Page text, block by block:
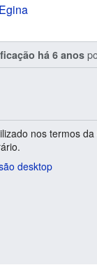
há 6 anos
nos termos da
desktop